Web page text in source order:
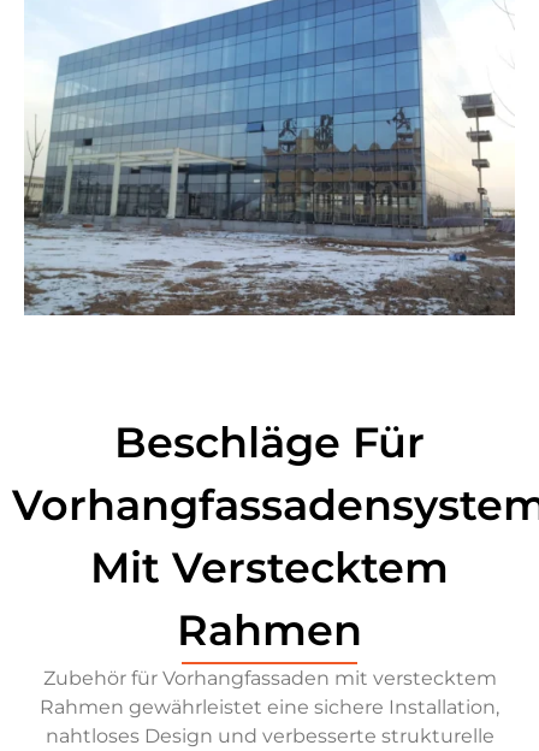
Beschläge Für
Mit Verstecktem
Rahmen
Zubehör für Vorhangfassaden mit verstecktem
Rahmen gewährleistet eine sichere Installation,
nahtloses Design und verbesserte strukturelle